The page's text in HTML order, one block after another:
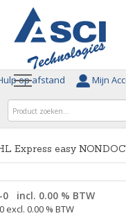
op afstand Mijn
Express easy
0 incl. 0.00 % BTW
excl. 0.00 % BTW